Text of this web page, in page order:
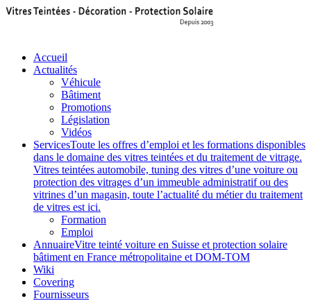
Accueil
Actualités
Véhicule
Bâtiment
Promotions
Législation
Vidéos
ServicesToute les offres d’emploi et les formations disponibles
dans le domaine des vitres teintées et du traitement de vitrage.
Vitres teintées automobile, tuning des vitres d’une voiture ou
protection des vitrages d’un immeuble administratif ou des
vitrines d’un magasin, toute l’actualité du métier du traitement
de vitres est ici.
Formation
Emploi
AnnuaireVitre teinté voiture en Suisse et protection solaire
bâtiment en France métropolitaine et DOM-TOM
Wiki
Covering
Fournisseurs